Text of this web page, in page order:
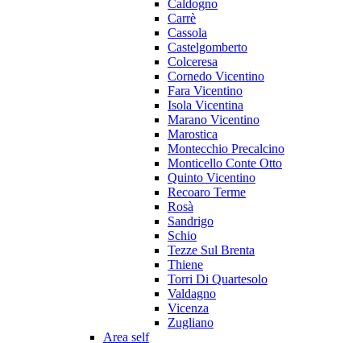
Caldogno
Carrè
Cassola
Castelgomberto
Colceresa
Cornedo Vicentino
Fara Vicentino
Isola Vicentina
Marano Vicentino
Marostica
Montecchio Precalcino
Monticello Conte Otto
Quinto Vicentino
Recoaro Terme
Rosà
Sandrigo
Schio
Tezze Sul Brenta
Thiene
Torri Di Quartesolo
Valdagno
Vicenza
Zugliano
Area self